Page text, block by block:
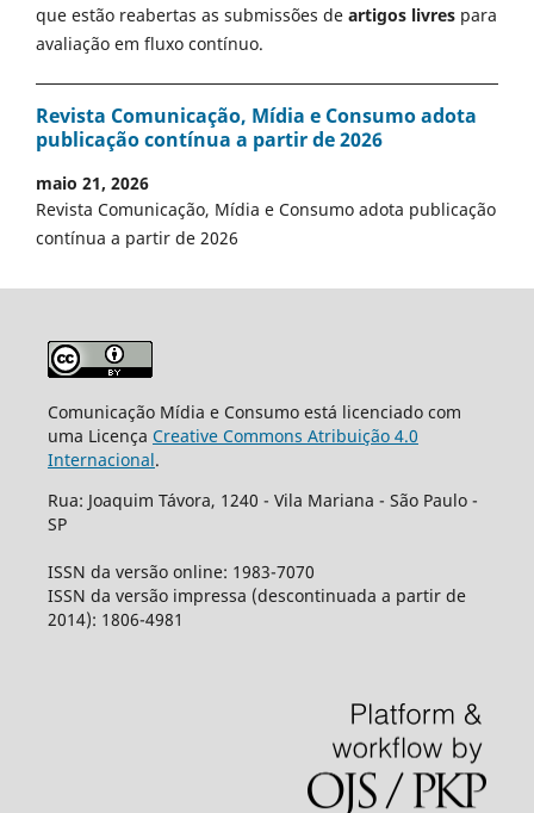
que estão reabertas as submissões de artigos livres para
avaliação em fluxo contínuo.
Revista Comunicação, Mídia e Consumo adota
publicação contínua a partir de 2026
maio 21, 2026
Revista Comunicação, Mídia e Consumo adota publicação
contínua a partir de 2026
Comunicação Mídia e Consumo está licenciado com
uma Licença Creative Commons Atribuição 4.0
Internacional.
Rua: Joaquim Távora, 1240 - Vila Mariana - São Paulo -
SP
ISSN da versão online: 1983-7070
ISSN da versão impressa (descontinuada a partir de
2014): 1806-4981